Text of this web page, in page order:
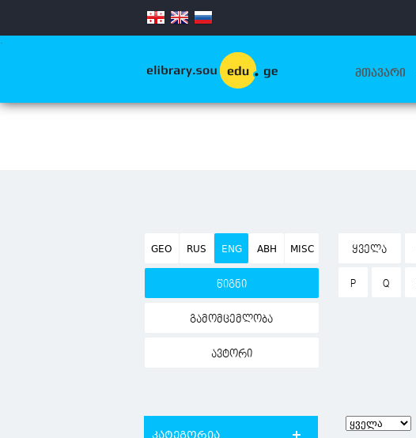
.
ᲛᲗᲐᲕᲐᲠᲘ
GEO RUS ENG ABH MISC
წიგნი
გამომცემლობა
ავტორი
ᲧᲕᲔᲚᲐ
P Q